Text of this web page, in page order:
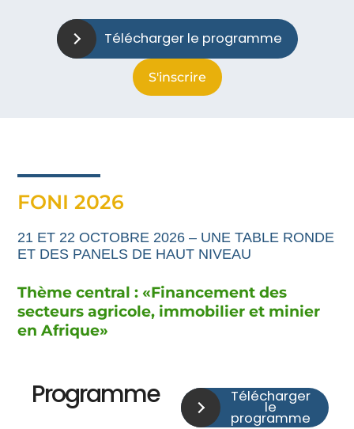
Télécharger le programme
S'inscrire
FONI 2026
21 ET 22 OCTOBRE 2026 – UNE TABLE RONDE
ET DES PANELS DE HAUT NIVEAU
Thème central : «Financementdes
secteurs agricole, immobilier et minier
en Afrique»
Programme Télécharger
le
programme